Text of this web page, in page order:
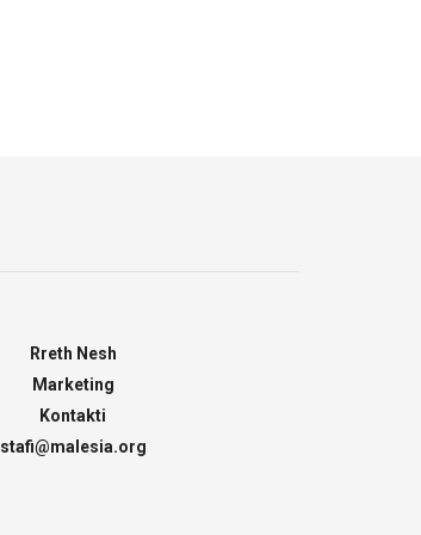
Rreth Nesh
Marketing
Kontakti
stafi@malesia.org